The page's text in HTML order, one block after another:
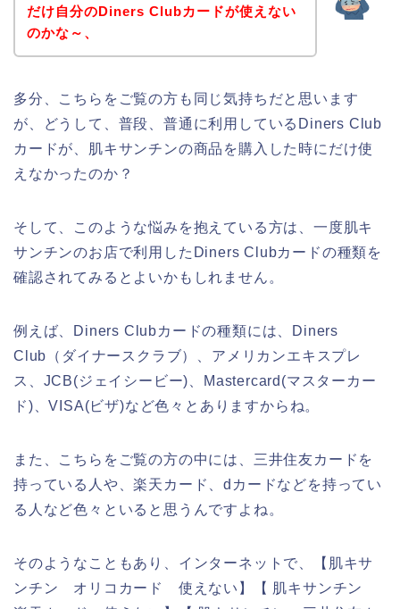
だけ自分のDiners Clubカードが使えない
のかな～、
多分、こちらをご覧の方も同じ気持ちだと思います
が、どうして、普段、普通に利用しているDiners Club
カードが、肌キサンチンの商品を購入した時にだけ使
えなかったのか？
そして、このような悩みを抱えている方は、一度肌キ
サンチンのお店で利用したDiners Clubカードの種類を
確認されてみるとよいかもしれません。
例えば、Diners Clubカードの種類には、Diners
Club（ダイナースクラブ）、アメリカンエキスプレ
ス、JCB(ジェイシービー)、Mastercard(マスターカー
ド)、VISA(ビザ)など色々とありますからね。
また、こちらをご覧の方の中には、三井住友カードを
持っている人や、楽天カード、dカードなどを持ってい
る人など色々といると思うんですよね。
そのようなこともあり、インターネットで、【肌キサ
ンチン オリコカード 使えない】【 肌キサンチン